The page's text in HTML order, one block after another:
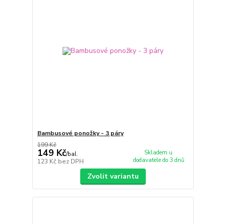
Bambusové ponožky - 3 páry
199 Kč
149 Kč/bal.
123 Kč bez DPH
Skladem u
dodavatele do 3 dnů
Zvolit variantu